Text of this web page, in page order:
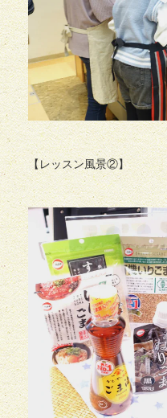
【レッスン風景②】